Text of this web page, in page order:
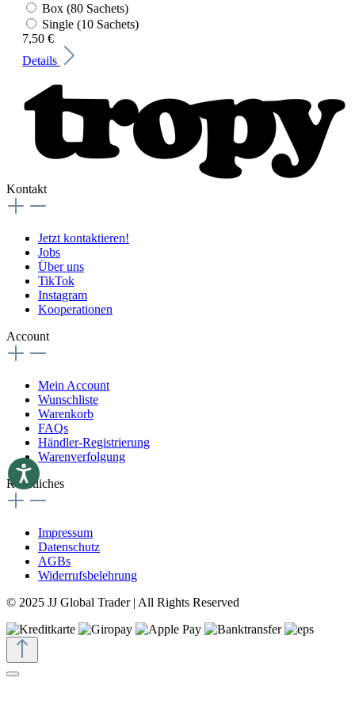
Box (80 Sachets)
Single (10 Sachets)
7,50 €
Details
Kontakt
Jetzt kontaktieren!
Jobs
Über uns
TikTok
Instagram
Kooperationen
Account
Mein Account
Wunschliste
Warenkorb
FAQs
Händler-Registrierung
Warenverfolgung
Rechtliches
Impressum
Datenschutz
AGBs
Widerrufsbelehrung
© 2025 JJ Global Trader | All Rights Reserved